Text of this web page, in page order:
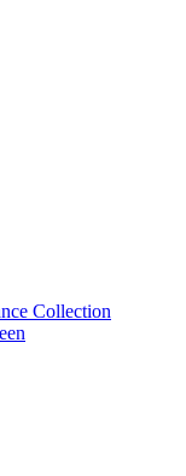
Collection